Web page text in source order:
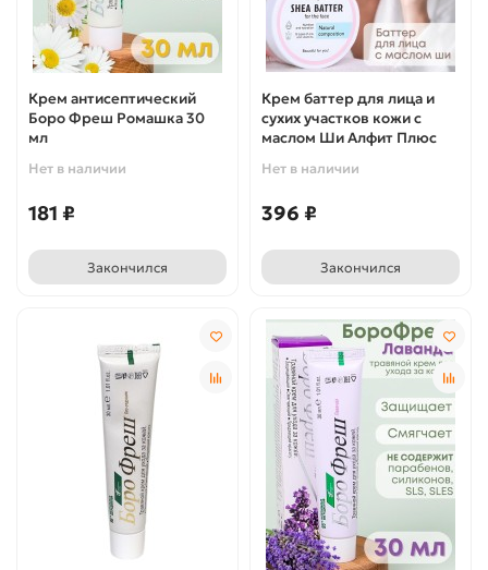
Крем антисептический
Боро Фреш Ромашка 30
мл
Нет в наличии
181 ₽
Закончился
Крем баттер для лица и
сухих участков кожи с
маслом Ши Алфит Плюс
Нет в наличии
396 ₽
Закончился